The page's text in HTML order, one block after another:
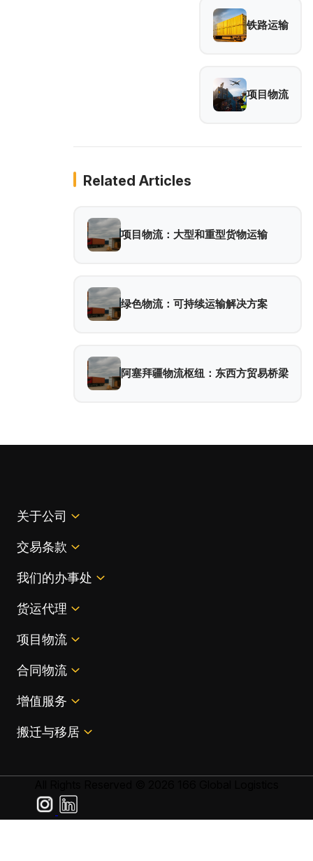
铁路运输
项目物流
Related Articles
项目物流：大型和重型货物运输
绿色物流：可持续运输解决方案
阿塞拜疆物流枢纽：东西方贸易桥梁
关于公司
交易条款
我们的办事处
货运代理
项目物流
合同物流
增值服务
搬迁与移居